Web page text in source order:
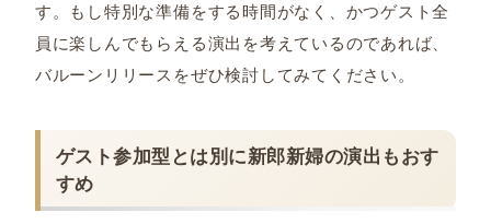
す。もし特別な準備をする時間がなく、かつゲスト全
員に楽しんでもらえる演出を考えているのであれば、
バルーンリリースをぜひ検討してみてください。
ゲスト参加型とは別に新郎新婦の演出もおす
すめ